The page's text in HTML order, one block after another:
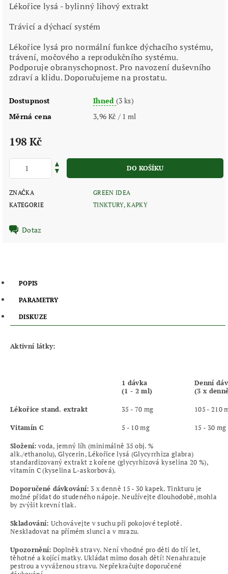
Lékořice lysá - bylinný lihový extrakt
Trávicí a dýchací systém
Lékořice lysá pro normální funkce dýchacího systému,
trávení, močového a reprodukčního systému.
Podporuje obranyschopnost. Pro navození duševního
zdraví a klidu. Doporučujeme na prostatu.
Dostupnost Ihned(3 ks)
Měrná cena
3,96 Kč / 1 ml
198 Kč
ZNAČKA
GREEN IDEA
KATEGORIE
TINKTURY, KAPKY
Dotaz
POPIS
PARAMETRY
DISKUZE
Aktivní látky:
1 dávka
(1 - 2 ml)
Denní
(3 x
Lékořice stand. extrakt
35 - 70 mg
105 - 210
Vitamín C
5 - 10 mg
15 - 30 mg
Složení: voda, jemný líh (minimálně 35 obj. %
alk./ethanolu), Glycerin, Lékořice lysá (Glycyrrhiza glabra)
standardizovaný extrakt z kořene (glycyrhizová kyselina 20 %),
vitamín C (kyselina L-askorbová).
Doporučené dávkování: 3 x denně 15 - 30 kapek. Tinkturu je
možné přidat do studeného nápoje. Neužívejte dlouhodobě, mohla
by zvýšit krevní tlak.
Skladování: Uchovávejte v suchu při pokojové teplotě.
Neskladovat na přímém slunci a v mrazu.
Upozornění: Doplněk stravy. Není vhodné pro děti do tří let,
těhotné a kojící matky. Ukládat mimo dosah dětí! Nenahrazuje
pestrou a vyváženou stravu. Nepřekračujte doporučené